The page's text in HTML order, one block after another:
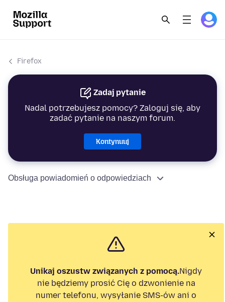
Firefox
Zadaj pytanie
Nadal potrzebujesz pomocy? Zaloguj się, aby
zadać pytanie na naszym forum.
Kontynuuj
Obsługa powiadomień o odpowiedziach
Unikaj oszustw związanych z pomocą.Nigdy
nie będziemy prosić Cię o dzwonienie na
numer telefonu, wysyłanie SMS-ów ani o